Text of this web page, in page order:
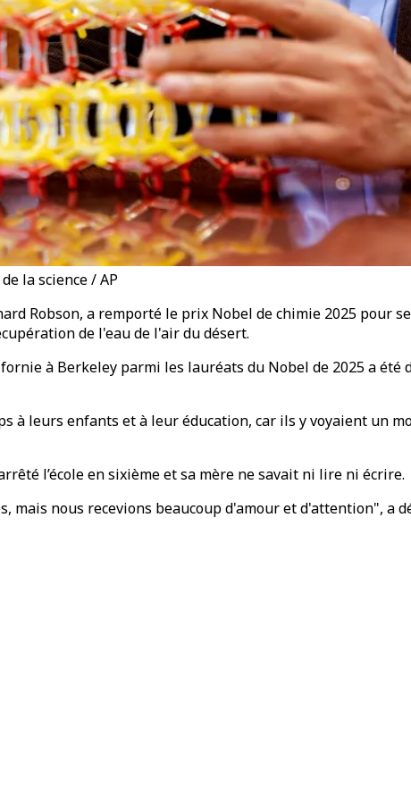
la science / AP
Robson, a remporté le prix Nobel de chimie 2025 pour
de l'eau de l'air du désert.
à Berkeley parmi les lauréats du Nobel de 2025 a été
à leurs enfants et à leur éducation, car ils y voyaient un
l’école en sixième et sa mère ne savait ni lire ni écrire.
nous recevions beaucoup d'amour et d'attention", a